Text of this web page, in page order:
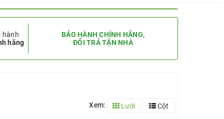
hành
hãng
BẢO HÀNH CHÍNH HÃNG,
ĐỔI TRẢ TẬN NHÀ
Xem: Lưới Cột